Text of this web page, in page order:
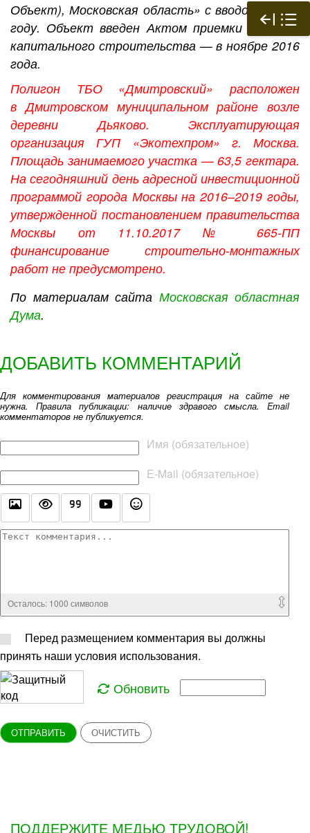
Объект), Московская область» с вводом в 2016
году. Объект введен Актом приемки объекта
капитального строительства — в ноябре 2016
года.
Полигон ТБО «Дмитровский» расположен
в Дмитровском муниципальном районе возле
деревни Дьяково. Эксплуатирующая
организация ГУП «Экотехпром» г. Москва.
Площадь занимаемого участка — 63,5 гектара.
На сегодняшний день адресной инвестиционной
программой города Москвы на 2016–2019 годы,
утвержденной постановлением правительства
Москвы от 11.10.2017 № 665-ПП
финансирование строительно-монтажных
работ не предусмотрено.
По материалам сайта Московская областная
Дума.
ДОБАВИТЬ КОММЕНТАРИЙ
Для комментирования материалов регистрация на сайте не
нужна. Правила публикации: наличие здравого смысла. Email
комментаторов не публикуется.
Имя (обязательное)
E-Mail (обязательное)
Текст комментария
Осталось: 1000 символов
Перед размещением комментария вы должны
принять наши условия использования.
Обновить
ОТПРАВИТЬ ОЧИСТИТЬ
ПОДДЕРЖИТЕ МЕДЬЮ ТРУДОВОЙ!